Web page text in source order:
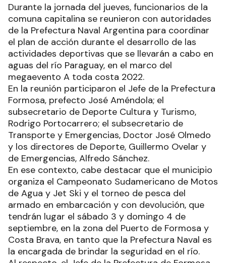
Durante la jornada del jueves, funcionarios de la
comuna capitalina se reunieron con autoridades
de la Prefectura Naval Argentina para coordinar
el plan de acción durante el desarrollo de las
actividades deportivas que se llevarán a cabo en
aguas del río Paraguay, en el marco del
megaevento A toda costa 2022.
En la reunión participaron el Jefe de la Prefectura
Formosa, prefecto José Améndola; el
subsecretario de Deporte Cultura y Turismo,
Rodrigo Portocarrero; el subsecretario de
Transporte y Emergencias, Doctor José Olmedo
y los directores de Deporte, Guillermo Ovelar y
de Emergencias, Alfredo Sánchez.
En ese contexto, cabe destacar que el municipio
organiza el Campeonato Sudamericano de Motos
de Agua y Jet Ski y el torneo de pesca del
armado en embarcación y con devolución, que
tendrán lugar el sábado 3 y domingo 4 de
septiembre, en la zona del Puerto de Formosa y
Costa Brava, en tanto que la Prefectura Naval es
la encargada de brindar la seguridad en el río.